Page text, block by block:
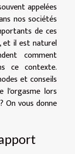
appelées
nos sociétés
de ces
et il est naturel
comment
ce contexte.
et conseils
l'orgasme lors
On vous donne